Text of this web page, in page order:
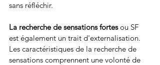
sans réfléchir.
La recherche de sensations fortes ou SF
est également un trait d'externalisation.
Les caractéristiques de la recherche de
sensations comprennent une volonté de